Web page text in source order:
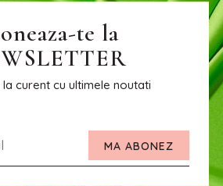
te la
curent cu ultimele noutati
MA ABONEZ